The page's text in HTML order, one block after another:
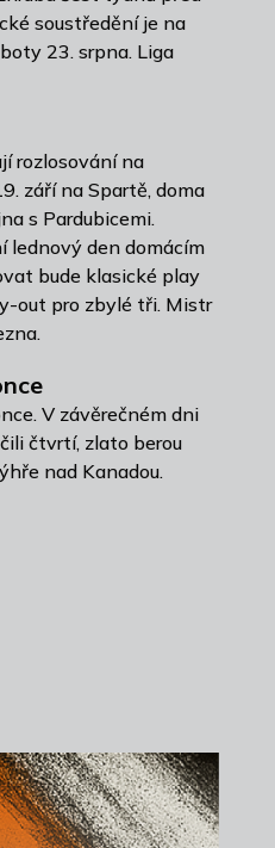
soustředění je na
23. srpna. Liga
rozlosování na
září na Spartě, doma
s Pardubicemi.
lednový den domácím
bude klasické play
out pro zbylé tři. Mistr
V závěrečném dni
čtvrtí, zlato berou
nad Kanadou.